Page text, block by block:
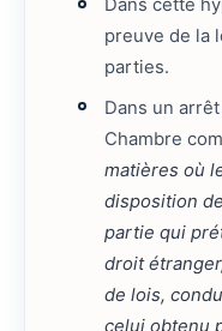
Dans cette
preuve de la
parties.
Dans un
Chambre
matières où
disposition
partie qui
droit
de lois,
celui obtenu